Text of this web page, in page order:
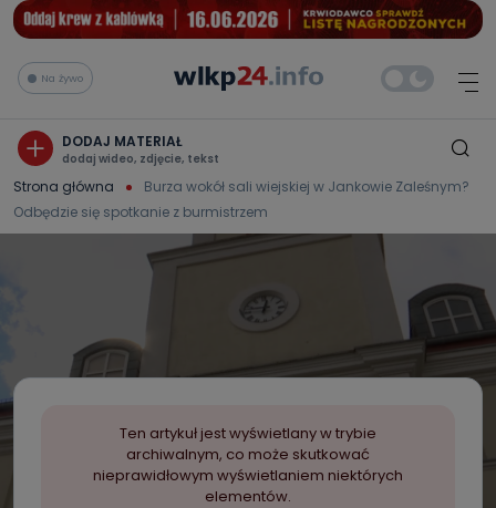
Na żywo
DODAJ MATERIAŁ
dodaj wideo, zdjęcie, tekst
Strona główna
Burza wokół sali wiejskiej w Jankowie Zaleśnym?
Odbędzie się spotkanie z burmistrzem
Ten artykuł jest wyświetlany w trybie
archiwalnym, co może skutkować
nieprawidłowym wyświetlaniem niektórych
elementów.